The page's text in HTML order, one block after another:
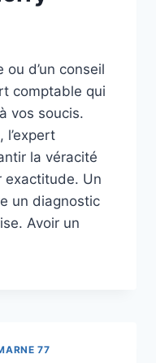
ou d’un conseil
comptable qui
vos soucis.
l’expert
la véracité
exactitude. Un
un diagnostic
Avoir un
77